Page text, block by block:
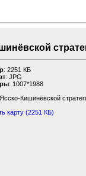
: 2251 КБ
: JPG
: 1007*1988
Кишинёвской
карту (2251 КБ)